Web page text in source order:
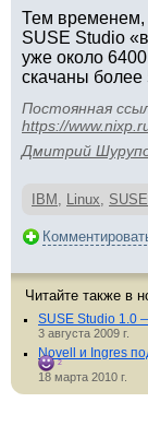
Тем временем,
SUSE Studio
уже около
скачаны более
Постоянная
https://
Дмитрий
IBM , Linux, SUSE
Читайте также в
SUSE Studio 1.0
3 августа 2009 г.
Novell и Ingres
2
18 марта 2010 г.